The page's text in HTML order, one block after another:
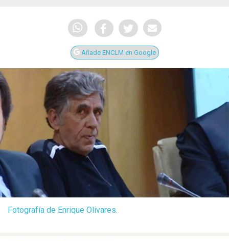
Añade ENCLM en Google
Fotografía de Enrique Olivares.